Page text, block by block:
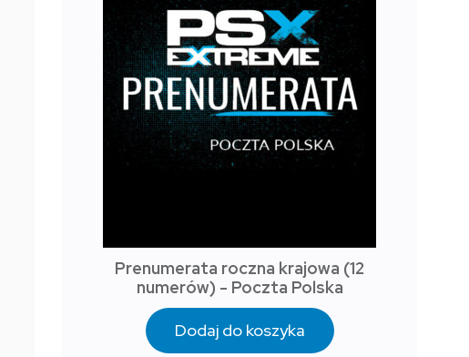
Prenumerata roczna krajowa (12
numerów) - Poczta Polska
Dodaj do koszyka